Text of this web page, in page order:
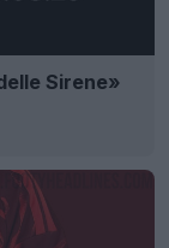
Sirene»